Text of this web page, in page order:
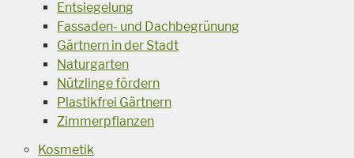
Entsiegelung
Fassaden- und Dachbegrünung
Gärtnern in der Stadt
Naturgarten
Nützlinge fördern
Plastikfrei Gärtnern
Zimmerpflanzen
Kosmetik